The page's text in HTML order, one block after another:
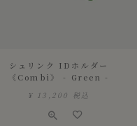
シュリンク IDホルダー
《Combi》 - Green -
¥ 13,200 税込